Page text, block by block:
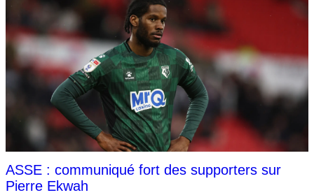
ASSE : communiqué fort des supporters sur
Pierre Ekwah